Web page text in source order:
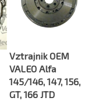
Vztrajnik OEM
VALEO Alfa
145/146, 147, 156,
GT, 166 JTD